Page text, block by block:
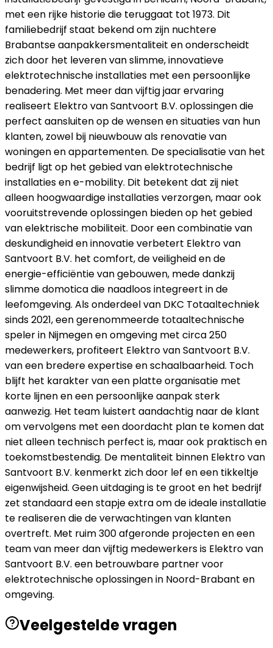
met een rijke historie die teruggaat tot 1973. Dit
familiebedrijf staat bekend om zijn nuchtere
Brabantse aanpakkersmentaliteit en onderscheidt
zich door het leveren van slimme, innovatieve
elektrotechnische installaties met een persoonlijke
benadering. Met meer dan vijftig jaar ervaring
realiseert Elektro van Santvoort B.V. oplossingen die
perfect aansluiten op de wensen en situaties van hun
klanten, zowel bij nieuwbouw als renovatie van
woningen en appartementen. De specialisatie van het
bedrijf ligt op het gebied van elektrotechnische
installaties en e-mobility. Dit betekent dat zij niet
alleen hoogwaardige installaties verzorgen, maar ook
vooruitstrevende oplossingen bieden op het gebied
van elektrische mobiliteit. Door een combinatie van
deskundigheid en innovatie verbetert Elektro van
Santvoort B.V. het comfort, de veiligheid en de
energie-efficiëntie van gebouwen, mede dankzij
slimme domotica die naadloos integreert in de
leefomgeving. Als onderdeel van DKC Totaaltechniek
sinds 2021, een gerenommeerde totaaltechnische
speler in Nijmegen en omgeving met circa 250
medewerkers, profiteert Elektro van Santvoort B.V.
van een bredere expertise en schaalbaarheid. Toch
blijft het karakter van een platte organisatie met
korte lijnen en een persoonlijke aanpak sterk
aanwezig. Het team luistert aandachtig naar de klant
om vervolgens met een doordacht plan te komen dat
niet alleen technisch perfect is, maar ook praktisch en
toekomstbestendig. De mentaliteit binnen Elektro van
Santvoort B.V. kenmerkt zich door lef en een tikkeltje
eigenwijsheid. Geen uitdaging is te groot en het bedrijf
zet standaard een stapje extra om de ideale installatie
te realiseren die de verwachtingen van klanten
overtreft. Met ruim 300 afgeronde projecten en een
team van meer dan vijftig medewerkers is Elektro van
Santvoort B.V. een betrouwbare partner voor
elektrotechnische oplossingen in Noord-Brabant en
omgeving.
Veelgestelde vragen